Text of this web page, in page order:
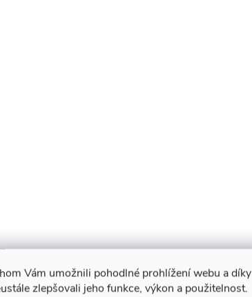
Vám umožnili pohodlné prohlížení webu a díky
zlepšovali jeho funkce, výkon a použitelnost.
doporučujeme ještě dokoupit